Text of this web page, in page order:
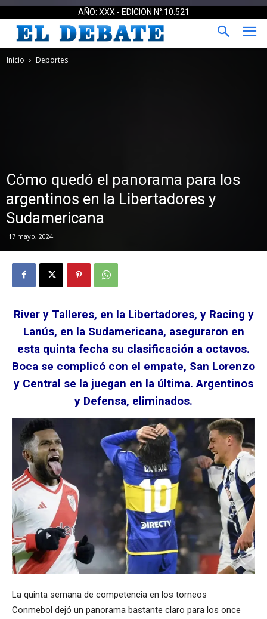
AÑO: XXX - EDICION N°:10.521
Inicio Deportes
Cómo quedó el panorama para los
argentinos en la Libertadores y
Sudamericana
17 mayo, 2024
River y Talleres, en la Libertadores, y Racing y
Lanús, en la Sudamericana, aseguraron en
esta quinta fecha su clasificación a octavos.
Boca se complicó con el empate, San Lorenzo
y Central se la juegan en la última. Argentinos
y Defensa, eliminados.
La quinta semana de competencia en los torneos
Conmebol dejó un panorama bastante claro para los once